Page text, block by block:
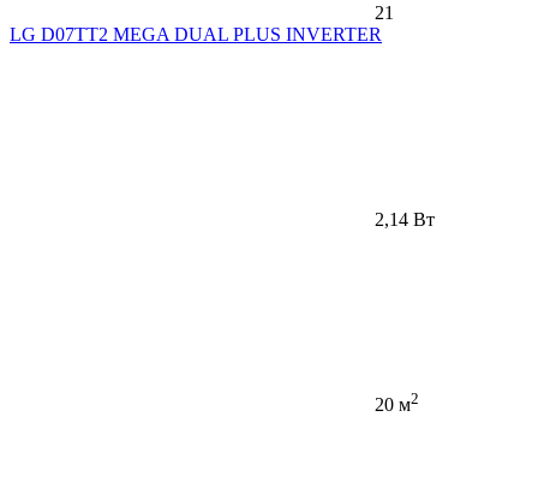
21
LG D07TT2 MEGA DUAL PLUS INVERTER
2,14 Вт
20 м2